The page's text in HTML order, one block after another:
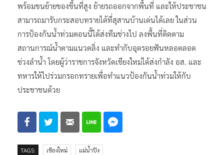
พร้อมขนย้ายของขึ้นที่สูง ย้ายรถออกจากพื้นที่ และให้ประชาชน
สามารถมารับกระสอบทรายได้ที่สุสานบ้านเด่นได้เลย ในส่วน
การป้องกันน้ำท่วมตอนนี้ได้ส่งทีมช่างไป ลงพื้นที่ติดตาม
สถานการณ์น้ำตามแนวตลิ่ง และทำกับอุดรอยฟันหลอตลอด
ช่วงลำน้ำ โดยผู้ว่าราชการจังหวัดเชียงใหม่ได้ส่งกำลัง อส. และ
ทหารให้ไปร่วมกรอกทรายเพื่อทำแนวป้องกันน้ำท่วมให้กับ
ประชาชนด้วย
TAGS: เชียงใหม่ แม่น้ำปิง